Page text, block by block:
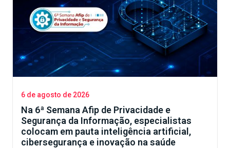
6 de agosto de 2026
Na 6ª Semana Afip de Privacidade e
Segurança da Informação, especialistas
colocam em pauta inteligência artificial,
cibersegurança e inovação na saúde